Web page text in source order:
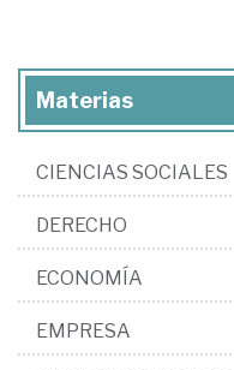
Materias
CIENCIAS SOCIALES
DERECHO
ECONOMÍA
EMPRESA